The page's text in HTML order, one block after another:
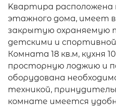
Kвapтиpa pacполoженa
этажного дома, имеет
закрытую охраняемую
детскими и
Комната 18 кв.м, кухня
просторную лоджию и
оборудована
техникой,
комнате имеется